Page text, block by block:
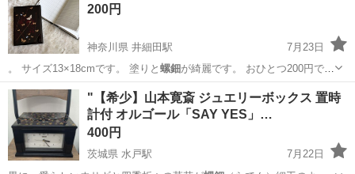
300円～の格安食堂あり！《佐...
200円
神奈川県 井細田駅
7月23日
。 サイズ13×18cmです。 塗りと 螺鈿が綺麗です。 おひとつ200円で
す。 …
神奈川 小田原市 井細田駅 その他 螺鈿
"【希少】山本寛斎 ジュエリーボックス 置時
計付 オルゴール「SAY YES」…
400円
茨城県 水戸駅
7月22日